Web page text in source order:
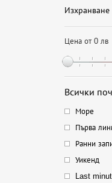
Изхранване
Цена от 0 лв
Всички
Море
Първа
Ранни
Уикенд
Last